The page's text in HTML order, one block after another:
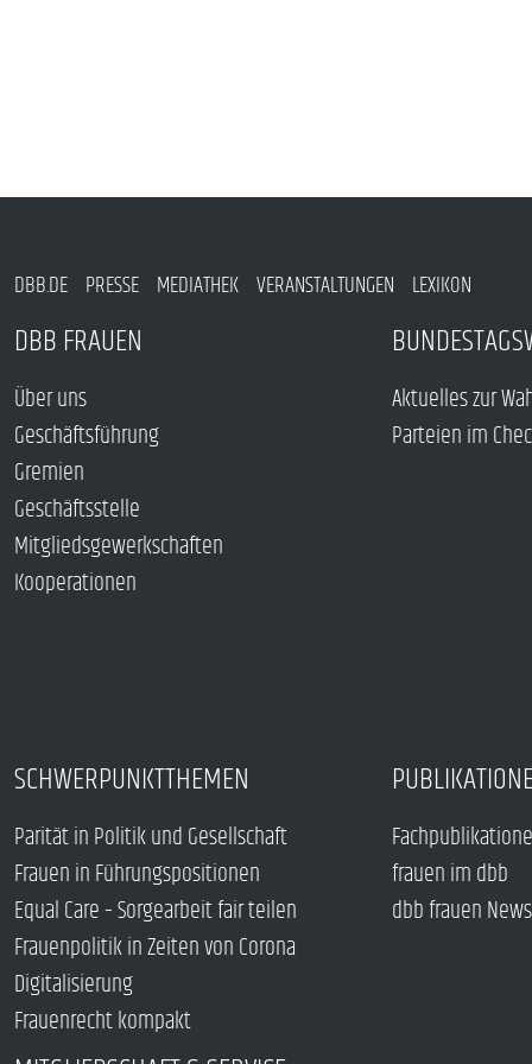
DBB.DE PRESSE MEDIATHEK VERANSTALTUNGEN LEXIKON
DBB FRAUEN
Über uns
Geschäftsführung
Gremien
Geschäftsstelle
Mitgliedsgewerkschaften
Kooperationen
Aktuelles zur
Parteien im
SCHWERPUNKTTHEMEN
Parität in Politik und Gesellschaft
Frauen in Führungspositionen
Equal Care – Sorgearbeit fair teilen
Frauenpolitik in Zeiten von Corona
Digitalisierung
Frauenrecht kompakt
frauen im dbb
dbb frauen